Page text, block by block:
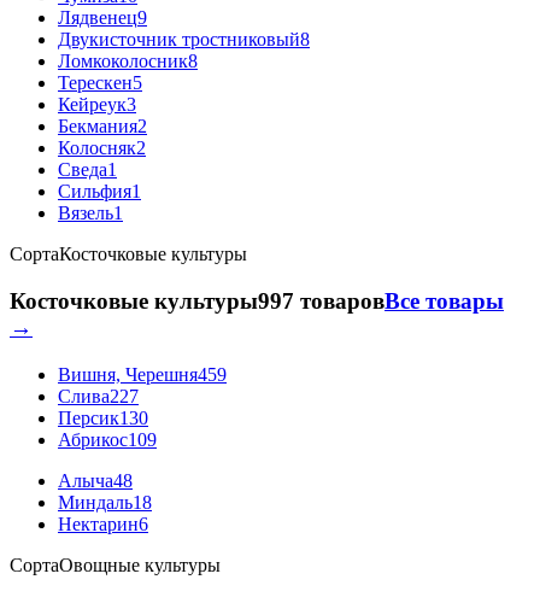
Лядвенец9
Двукисточник тростниковый8
Ломкоколосник8
Терескен5
Кейреук3
Бекмания2
Колосняк2
Сведа1
Сильфия1
Вязель1
СортаКосточковые культуры
Косточковые культуры997 товаровВсе товары
→
Вишня, Черешня459
Слива227
Персик130
Абрикос109
Алыча48
Миндаль18
Нектарин6
СортаОвощные культуры